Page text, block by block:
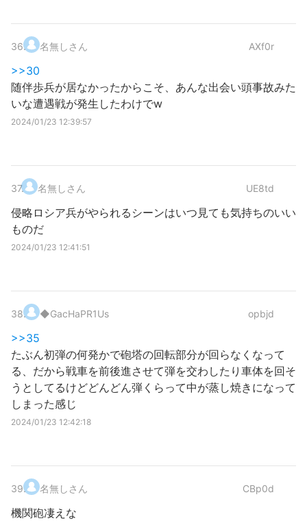
36. 名無しさん AXf0r
>>30
随伴歩兵が居なかったからこそ、あんな出会い頭事故みた
いな遭遇戦が発生したわけでw
2024/01/23 12:39:57
37. 名無しさん UE8td
侵略ロシア兵がやられるシーンはいつ見ても気持ちのいい
ものだ
2024/01/23 12:41:51
38. ◆GacHaPR1Us opbjd
>>35
たぶん初弾の何発かで砲塔の回転部分が回らなくなって
る、だから戦車を前後進させて弾を交わしたり車体を回そ
うとしてるけどどんどん弾くらって中が蒸し焼きになって
しまった感じ
2024/01/23 12:42:18
39. 名無しさん CBp0d
機関砲凄えな